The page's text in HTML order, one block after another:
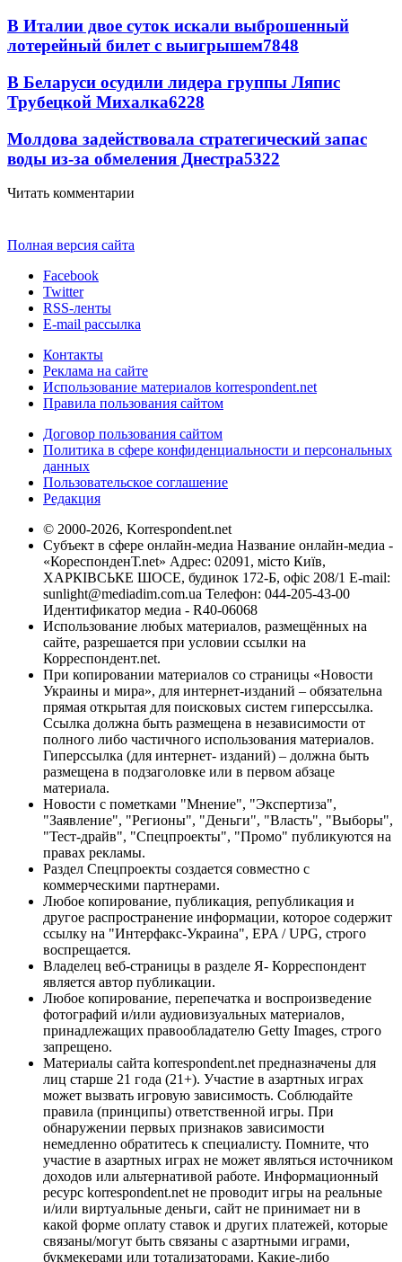
В Италии двое суток искали выброшенный
лотерейный билет с выигрышем7848
В Беларуси осудили лидера группы Ляпис
Трубецкой Михалка6228
Молдова задействовала стратегический запас
воды из-за обмеления Днестра5322
Читать комментарии
Полная версия сайта
Facebook
Twitter
RSS-ленты
E-mail рассылка
Контакты
Реклама на сайте
Использование материалов korrespondent.net
Правила пользования сайтом
Договор пользования сайтом
Политика в сфере конфиденциальности и персональных
данных
Пользовательское соглашение
Редакция
© 2000-2026, Korrespondent.net
Субъект в сфере онлайн-медиа Название онлайн-медиа -
«КореспонденТ.net» Адрес: 02091, місто Київ,
ХАРКІВСЬКЕ ШОСЕ, будинок 172-Б, офіс 208/1 E-mail:
sunlight@mediadim.com.ua Телефон: 044-205-43-00
Идентификатор медиа - R40-06068
Использование любых материалов, размещённых на
сайте, разрешается при условии ссылки на
Корреспондент.net.
При копировании материалов со страницы «Новости
Украины и мира», для интернет-изданий – обязательна
прямая открытая для поисковых систем гиперссылка.
Ссылка должна быть размещена в независимости от
полного либо частичного использования материалов.
Гиперссылка (для интернет- изданий) – должна быть
размещена в подзаголовке или в первом абзаце
материала.
Новости с пометками "Мнение", "Экспертиза",
"Заявление", "Регионы", "Деньги", "Власть", "Выборы",
"Тест-драйв", "Спецпроекты", "Промо" публикуются на
правах рекламы.
Раздел Спецпроекты создается совместно с
коммерческими партнерами.
Любое копирование, публикация, републикация и
другое распространение информации, которое содержит
ссылку на "Интерфакс-Украина", EPA / UPG, строго
воспрещается.
Владелец веб-страницы в разделе Я- Корреспондент
является автор публикации.
Любое копирование, перепечатка и воспроизведение
фотографий и/или аудиовизуальных материалов,
принадлежащих правообладателю Getty Images, строго
запрещено.
Материалы сайта korrespondent.net предназначены для
лиц старше 21 года (21+). Участие в азартных играх
может вызвать игровую зависимость. Соблюдайте
правила (принципы) ответственной игры. При
обнаружении первых признаков зависимости
немедленно обратитесь к специалисту. Помните, что
участие в азартных играх не может являться источником
доходов или альтернативой работе. Информационный
ресурс korrespondent.net не проводит игры на реальные
и/или виртуальные деньги, сайт не принимает ни в
какой форме оплату ставок и других платежей, которые
связаны/могут быть связаны с азартными играми,
букмекерами или тотализаторами. Какие-либо